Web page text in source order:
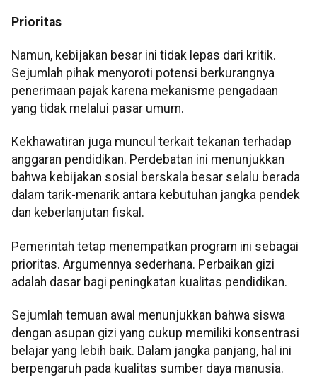
Prioritas
Namun, kebijakan besar ini tidak lepas dari kritik.
Sejumlah pihak menyoroti potensi berkurangnya
penerimaan pajak karena mekanisme pengadaan
yang tidak melalui pasar umum.
Kekhawatiran juga muncul terkait tekanan terhadap
anggaran pendidikan. Perdebatan ini menunjukkan
bahwa kebijakan sosial berskala besar selalu berada
dalam tarik-menarik antara kebutuhan jangka pendek
dan keberlanjutan fiskal.
Pemerintah tetap menempatkan program ini sebagai
prioritas. Argumennya sederhana. Perbaikan gizi
adalah dasar bagi peningkatan kualitas pendidikan.
Sejumlah temuan awal menunjukkan bahwa siswa
dengan asupan gizi yang cukup memiliki konsentrasi
belajar yang lebih baik. Dalam jangka panjang, hal ini
berpengaruh pada kualitas sumber daya manusia.